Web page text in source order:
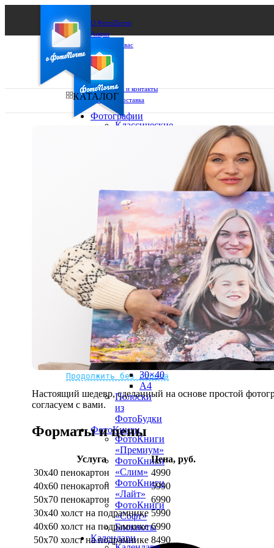
О ФотоПочте
Акции
Сделаем за вас
Бизнесу
FAQ
Франшиза
Поддержка и контакты
Оплата и доставка
Не нашли Ваш город?
Мы доставляем по всему миру
Продолжить без города
КАТАЛОГ
Фотографии
Классические
15х20
20х20
20х30
30х40
А4
Фото
в
рамке
10х10
10×15
13×18
15×15
15×20
20×20
20×30
30×30
30×40
A4
Полоски
из
ФотоБудки
ФотоКниги
ФотоКниги
«Премиум»
ФотоКниги
«Слим»
ФотоКниги
«Лайт»
ФотоКниги
«Софт»
Блокноты
Календари
Настоящий шедевр, сделанный на основе простой
согласуем с вами.
Форматы и цены
Услуга
Цена, руб.
30х40 пенокартон
4990
40х60 пенокартон
5990
50х70 пенокартон
6990
30х40 холст на подрамнике 5990
40х60 холст на подрамнике 6990
50х70 холст на подрамнике 8490